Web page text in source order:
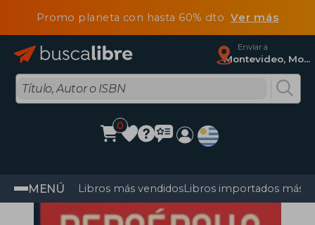
Promo planeta con hasta 60% dtoVer más
Enviar a
Montevideo, Montevideo
0
MENÚ Libros más vendidosLibros importados más